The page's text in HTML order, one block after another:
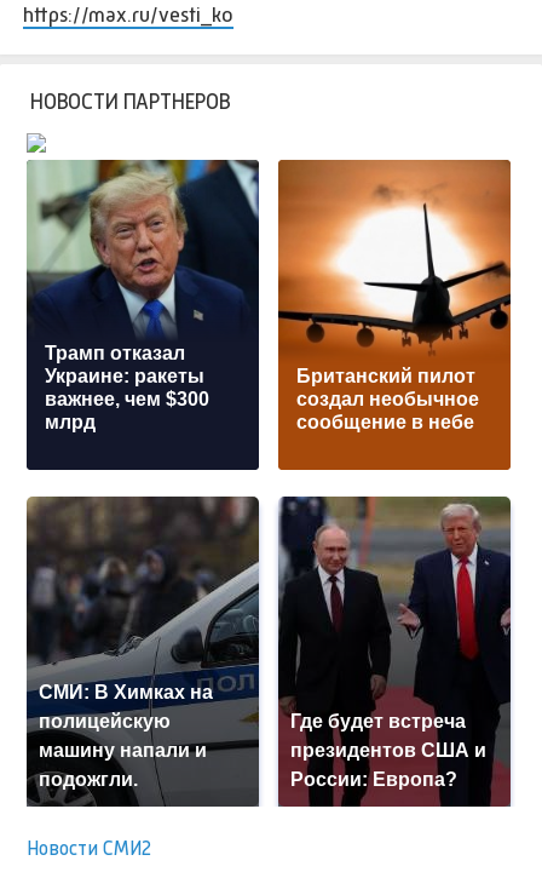
https://max.ru/vesti_ko
НОВОСТИ ПАРТНЕРОВ
Трамп отказал
Украине: ракеты
важнее, чем $300
млрд
Британский пилот
создал необычное
сообщение в небе
СМИ: В Химках на
полицейскую
машину напали и
подожгли.
Где будет встреча
президентов США и
России: Европа?
Новости СМИ2